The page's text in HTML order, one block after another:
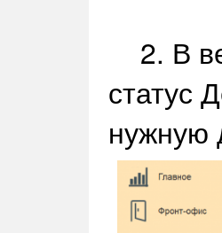
2. В
статус
нужную